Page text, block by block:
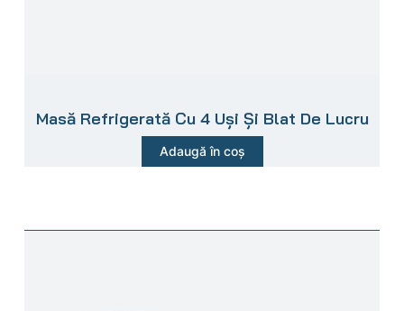
Masă Refrigerată Cu 4 Uși Și Blat De Lucru
Adaugă în coș